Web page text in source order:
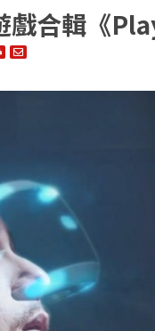
戲合輯《